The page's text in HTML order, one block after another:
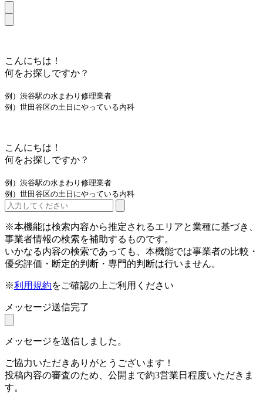
こんにちは！
何をお探しですか？
例）渋谷駅の水まわり修理業者
例）世田谷区の土日にやっている内科
こんにちは！
何をお探しですか？
例）渋谷駅の水まわり修理業者
例）世田谷区の土日にやっている内科
※本機能は検索内容から推定されるエリアと業種に基づき、
事業者情報の検索を補助するものです。
いかなる内容の検索であっても、本機能では事業者の比較・
優劣評価・断定的判断・専門的判断は行いません。
※利用規約をご確認の上ご利用ください
メッセージ送信完了
メッセージを送信しました。
ご協力いただきありがとうございます！
投稿内容の審査のため、公開まで約3営業日程度いただきま
す。